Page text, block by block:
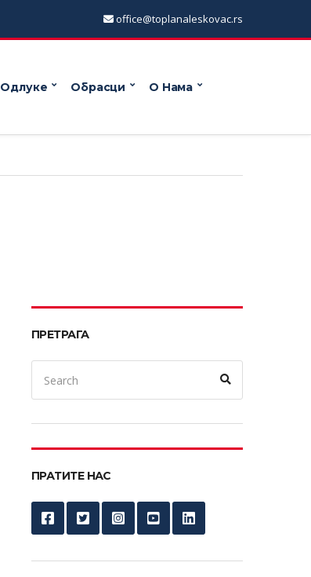
office@toplanaleskovac.rs
Одлуке Обрасци О Нама
ПРЕТРАГА
Search
for:
ПРАТИТЕ НАС